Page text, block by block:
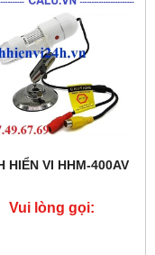
HIỂN VI HHM-400AV
Vui lòng gọi: